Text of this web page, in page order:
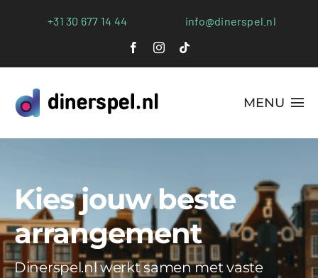
+31 30 677 14 44 info@dinerspel.nl
MENU
Plaatsen
Webshop
FAQs
Kies jouw beste
arrangement
Dinerspel.nl werkt samen met vaste